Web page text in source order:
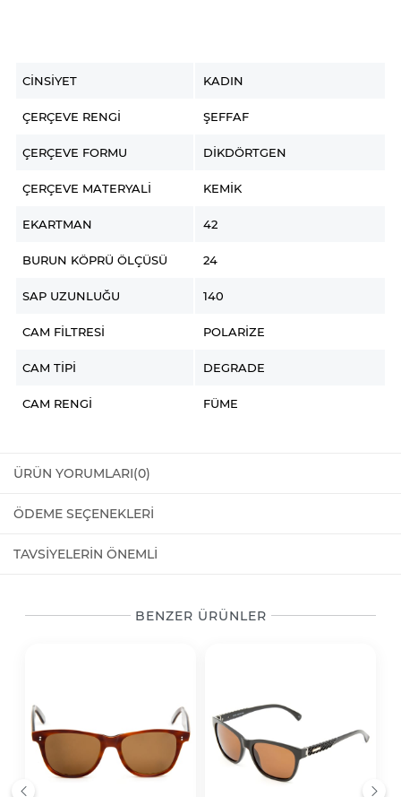
CINSIYET KADIN
ÇERÇEVE RENGI ŞEFFAF
ÇERÇEVE FORMU DIKDÖRTGEN
ÇERÇEVE MATERYALI KEMIK
EKARTMAN 42
BURUN KÖPRÜ ÖLÇÜSÜ 24
SAP UZUNLUĞU 140
CAM FILTRESI POLARIZE
CAM TIPI DEGRADE
CAM RENGI FÜME
ÜRÜN YORUMLARI(0)
ÖDEME SEÇENEKLERI
TAVSIYELERIN ÖNEMLI
BENZER ÜRÜNLER